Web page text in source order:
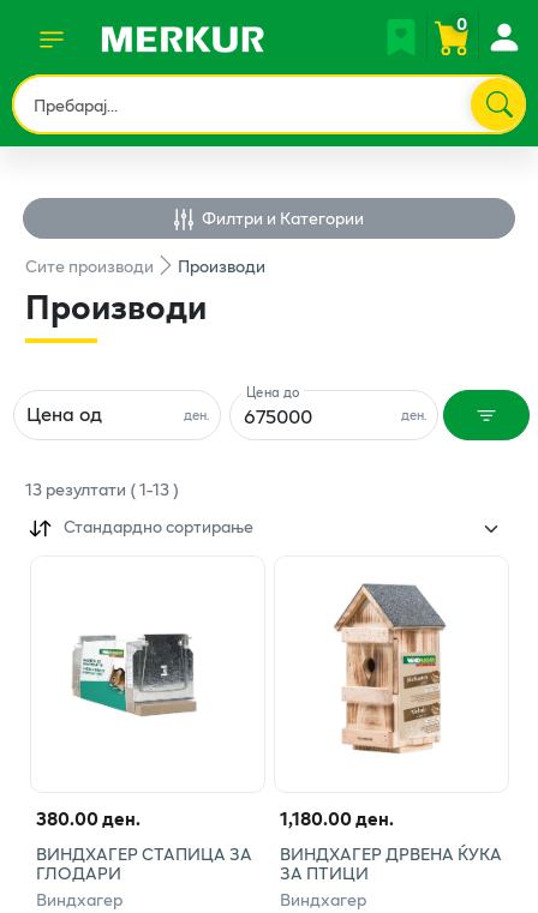
0
Филтри и Категории
Ситепроизводи Производи
Производи
ден.
Цена од ден.
Цена до
13резултати (1-13)
Стандардно сортирање
380.00 ден.
ВИНДХАГЕР СТАПИЦА ЗА
ГЛОДАРИ
Виндхагер
1,180.00 ден.
ВИНДХАГЕР ДРВЕНА ЌУКА
ЗА ПТИЦИ
Виндхагер